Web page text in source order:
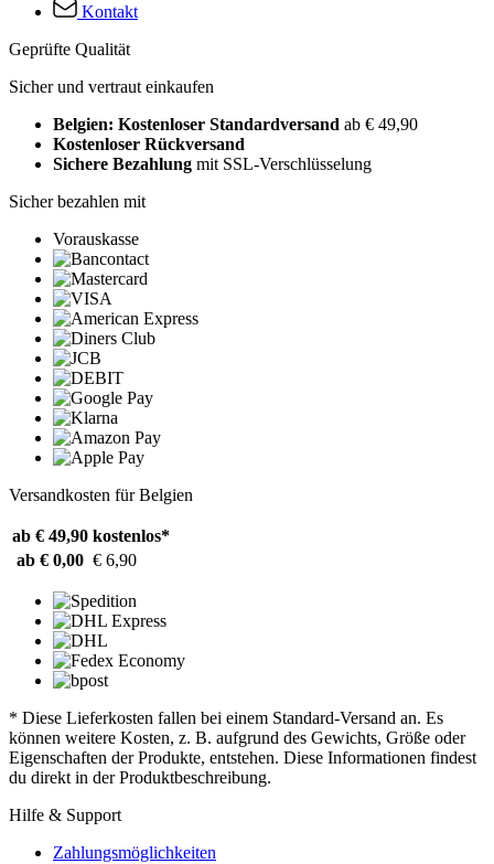
Kontakt
Geprüfte Qualität
Sicher und vertraut einkaufen
Belgien: Kostenloser Standardversand ab € 49,90
Kostenloser Rückversand
Sichere Bezahlung mit SSL-Verschlüsselung
Sicher bezahlen mit
Vorauskasse
Versandkosten für Belgien
ab € 49,90 kostenlos*
ab € 0,00 € 6,90
* Diese Lieferkosten fallen bei einem Standard-Versand an. Es
können weitere Kosten, z. B. aufgrund des Gewichts, Größe oder
Eigenschaften der Produkte, entstehen. Diese Informationen findest
du direkt in der Produktbeschreibung.
Hilfe & Support
Zahlungsmöglichkeiten